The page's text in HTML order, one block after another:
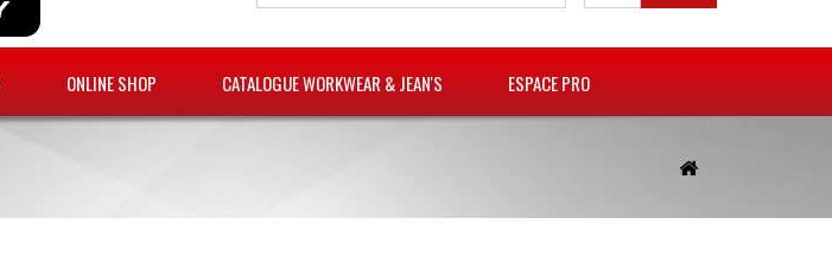
ONLINE SHOP CATALOGUE WORKWEAR & JEAN'S ESPACE PRO